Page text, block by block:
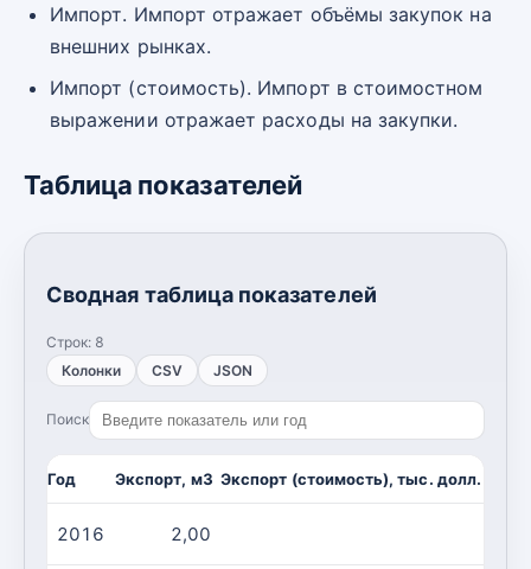
Импорт. Импорт отражает объёмы закупок на
внешних рынках.
Импорт (стоимость). Импорт в стоимостном
выражении отражает расходы на закупки.
Таблица показателей
Сводная таблица показателей
Строк: 8
Колонки
CSV JSON
Поиск
Год Экспорт, м3 Экспорт (стоимость), тыс. долл. США
2016 2,00